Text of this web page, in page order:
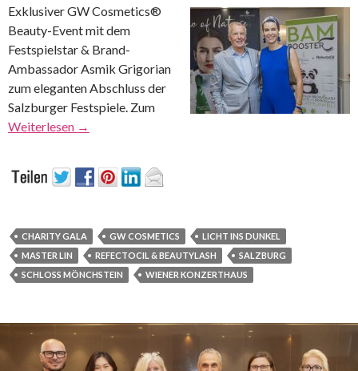
Exklusiver GW Cosmetics®
Beauty-Event mit dem
Festspielstar & Brand-
Ambassador Asmik Grigorian
zum eleganten Abschluss der
Salzburger Festspiele. Zum
Weiterlesen →
CHARITY GALA GW COSMETICS
LICHT INS DUNKEL
MASTER LIN
REFECTOCIL & BEAUTYLASH
SALZBURG
SCHLOSS MÖNCHSTEIN
WIENER KONZERTHAUS